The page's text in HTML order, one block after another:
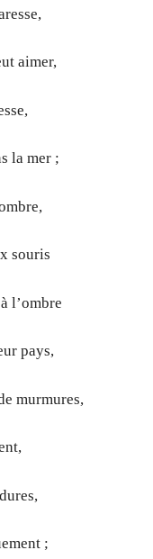
aimer,
la mer ;
souris
l’ombre
pays,
murmures,
;